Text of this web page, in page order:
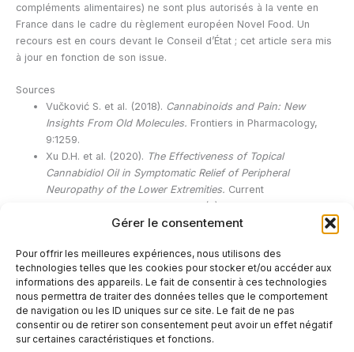
Gérer le consentement
Pour offrir les meilleures expériences, nous utilisons des
technologies telles que les cookies pour stocker et/ou accéder aux
informations des appareils. Le fait de consentir à ces technologies
nous permettra de traiter des données telles que le comportement
de navigation ou les ID uniques sur ce site. Le fait de ne pas
consentir ou de retirer son consentement peut avoir un effet négatif
sur certaines caractéristiques et fonctions.
compléments alimentaires) ne sont plus autorisés à la vente en
France dans le cadre du règlement européen Novel Food. Un
recours est en cours devant le Conseil d’État ; cet article sera mis
à jour en fonction de son issue.
Sources
Vučković S. et al. (2018). Cannabinoids and Pain: New
Insights From Old Molecules. Frontiers in Pharmacology,
9:1259.
Xu D.H. et al. (2020). The Effectiveness of Topical
Cannabidiol Oil in Symptomatic Relief of Peripheral
Neuropathy of the Lower Extremities. Current
Pharmaceutical Biotechnology, 21(5):390-402.
Cannabidiol as a potential treatment.
Inserm.Douleur chronique.inserm.fr
ANSES.Le CBD (cannabidiol).anses.fr
←Article précédent Article suivant→